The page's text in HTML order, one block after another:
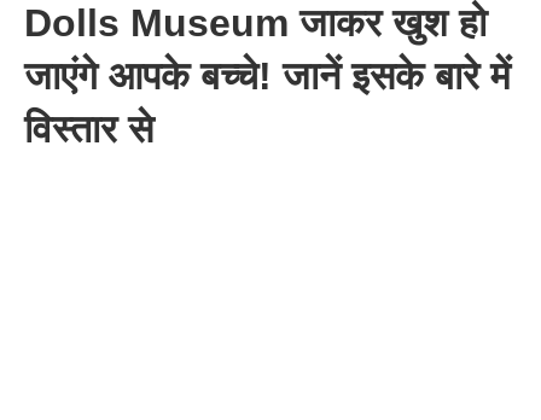
Dolls Museum जाकर खुश हो
जाएंगे आपके बच्चे! जानें इसके बारे में
विस्तार से